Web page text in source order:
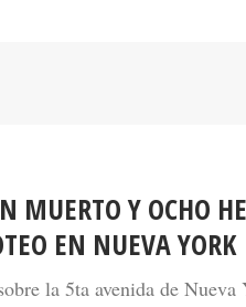
MUERTO Y OCHO
EN NUEVA YORK
la 5ta avenida de Nueva